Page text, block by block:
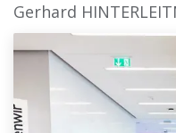
Gerhard